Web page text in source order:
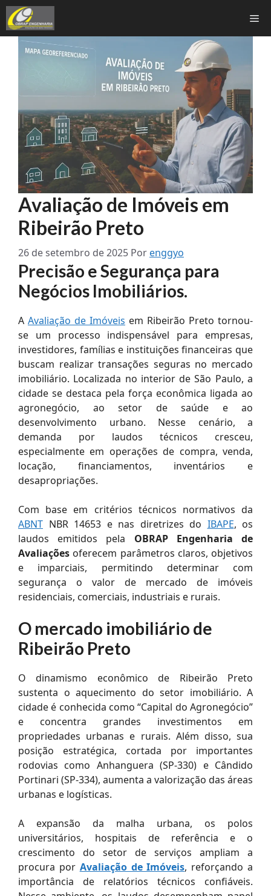
Pular
para
o
conteúdo
Avaliação de Imóveis em
Ribeirão Preto
26 de setembro de 2025 Por enggyo
Precisão e Segurança para
Negócios Imobiliários.
A Avaliação de Imóveis em Ribeirão Preto tornou-
se um processo indispensável para empresas,
investidores, famílias e instituições financeiras que
buscam realizar transações seguras no mercado
imobiliário. Localizada no interior de São Paulo, a
cidade se destaca pela força econômica ligada ao
agronegócio, ao setor de saúde e ao
desenvolvimento urbano. Nesse cenário, a
demanda por laudos técnicos cresceu,
especialmente em operações de compra, venda,
locação, financiamentos, inventários e
desapropriações.
Com base em critérios técnicos normativos da
ABNT NBR 14653 e nas diretrizes do IBAPE, os
laudos emitidos pela OBRAP Engenharia de
Avaliações oferecem parâmetros claros, objetivos
e imparciais, permitindo determinar com
segurança o valor de mercado de imóveis
residenciais, comerciais, industriais e rurais.
O mercado imobiliário de
Ribeirão Preto
O dinamismo econômico de Ribeirão Preto
sustenta o aquecimento do setor imobiliário. A
cidade é conhecida como “Capital do Agronegócio”
e concentra grandes investimentos em
propriedades urbanas e rurais. Além disso, sua
posição estratégica, cortada por importantes
rodovias como Anhanguera (SP-330) e Cândido
Portinari (SP-334), aumenta a valorização das áreas
urbanas e logísticas.
A expansão da malha urbana, os polos
universitários, hospitais de referência e o
crescimento do setor de serviços ampliam a
procura por Avaliação de Imóveis, reforçando a
importância de relatórios técnicos confiáveis.